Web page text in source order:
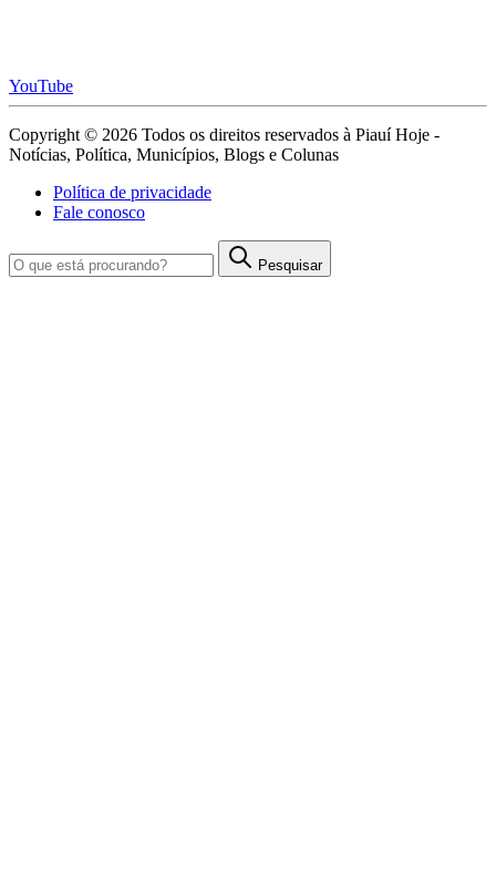
YouTube
Copyright © 2026 Todos os direitos reservados à Piauí Hoje -
Notícias, Política, Municípios, Blogs e Colunas
Política de privacidade
Fale conosco
Pesquisar